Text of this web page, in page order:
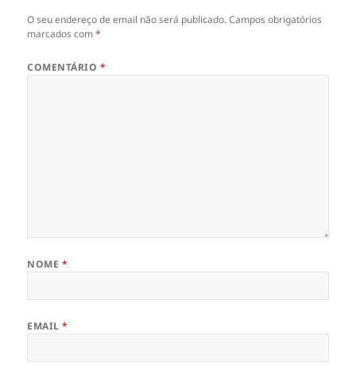
O seu endereço de email não será publicado. Campos obrigatórios
marcados com*
COMENTÁRIO *
NOME *
EMAIL*